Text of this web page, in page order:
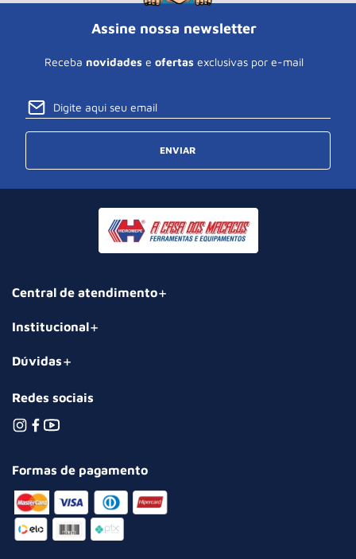
Assine nossa newsletter
Receba novidades e ofertas exclusivas por e-mail
ENVIAR
Central de atendimento
Institucional
Dúvidas
Redes sociais
Formas de pagamento